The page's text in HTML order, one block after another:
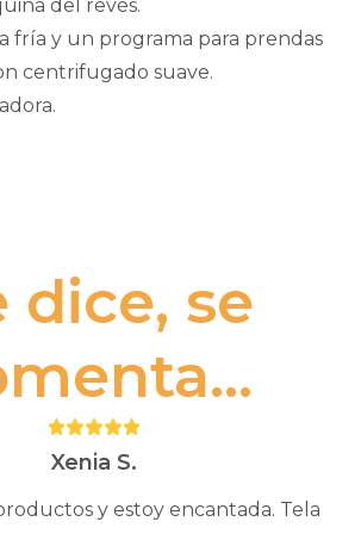
del revés.
fría y un programa para prendas
centrifugado suave.
dice, se
Puntuación:
5Xenia S.
y estoy encantada. Tela